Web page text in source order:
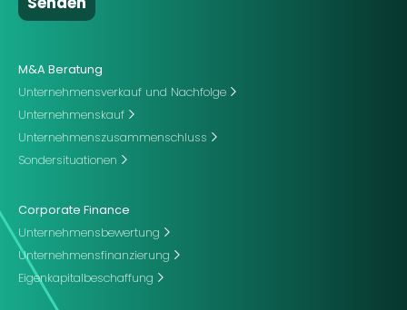
M&A Beratung
Unternehmensverkauf und Nachfolge
Unternehmenskauf
Unternehmenszusammenschluss
Sondersituationen
Corporate Finance
Unternehmensbewertung
Unternehmensfinanzierung
Eigenkapitalbeschaffung